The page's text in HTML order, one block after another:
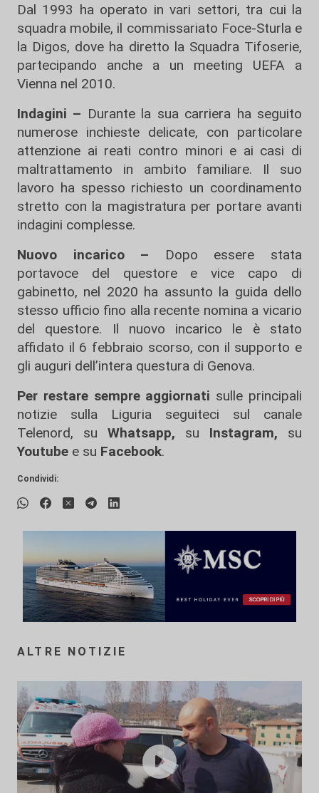
Dal 1993 ha operato in vari settori, tra cui la
squadra mobile, il commissariato Foce-Sturla e
la Digos, dove ha diretto la Squadra Tifoserie,
partecipando anche a un meeting UEFA a
Vienna nel 2010.
Indagini – Durante la sua carriera ha seguito
numerose inchieste delicate, con particolare
attenzione ai reati contro minori e ai casi di
maltrattamento in ambito familiare. Il suo
lavoro ha spesso richiesto un coordinamento
stretto con la magistratura per portare avanti
indagini complesse.
Nuovo incarico – Dopo essere stata
portavoce del questore e vice capo di
gabinetto, nel 2020 ha assunto la guida dello
stesso ufficio fino alla recente nomina a vicario
del questore. Il nuovo incarico le è stato
affidato il 6 febbraio scorso, con il supporto e
gli auguri dell’intera questura di Genova.
Per restare sempre aggiornati sulle principali
notizie sulla Liguria seguiteci sul canale
Telenord, su
Whatsapp, su Instagram, su
Youtube e su Facebook.
Condividi:
ALTRE NOTIZIE